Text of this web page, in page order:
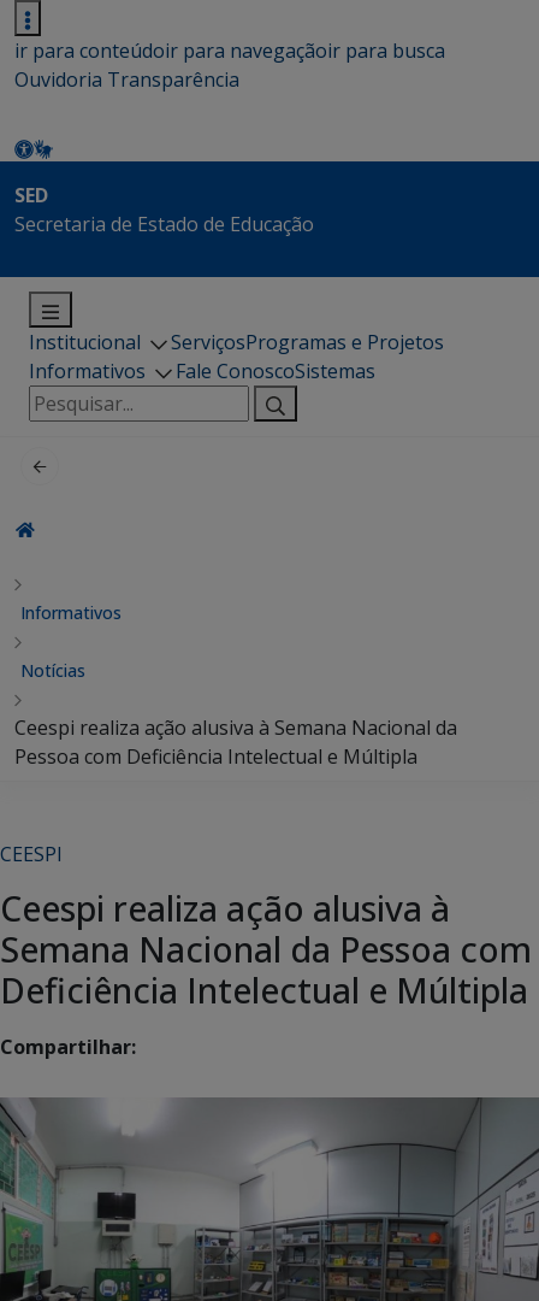
ir para conteúdoir para navegaçãoir para busca
Ouvidoria Transparência
SED
Secretaria de Estado de Educação
Institucional ServiçosProgramas e Projetos
Informativos
Fale ConoscoSistemas
Pesquisar
por:
Informativos
Notícias
Ceespi realiza ação alusiva à Semana Nacional da
Pessoa com Deficiência Intelectual e Múltipla
CEESPI
Ceespi realiza ação alusiva à
Semana Nacional da Pessoa com
Deficiência Intelectual e Múltipla
Compartilhar: